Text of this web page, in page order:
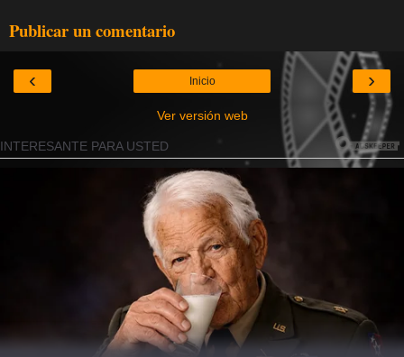
Publicar un comentario
‹ ›
Inicio
Ver versión web